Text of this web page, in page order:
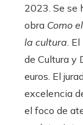
2023. Se se
obra Como
la cultura .
de Cultura y
euros. El
excelencia
el foco de